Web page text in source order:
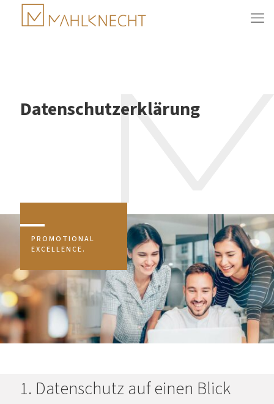
Datenschutzerklärung
PROMOTIONAL
EXCELLENCE.
1. Datenschutz auf einen Blick